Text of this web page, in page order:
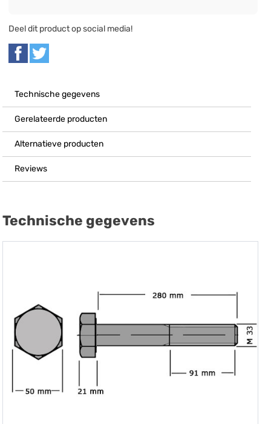
Deel dit product op social media!
Technische gegevens
Gerelateerde producten
Alternatieve producten
Reviews
Technische gegevens